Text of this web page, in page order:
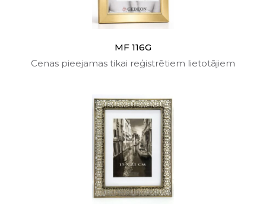
MF 116G
Cenas pieejamas tikai reģistrētiem lietotājiem